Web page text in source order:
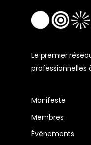
Le premier
professionnelles
Manifeste
Membres
Évènements